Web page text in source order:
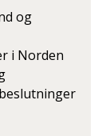
og
i Norden